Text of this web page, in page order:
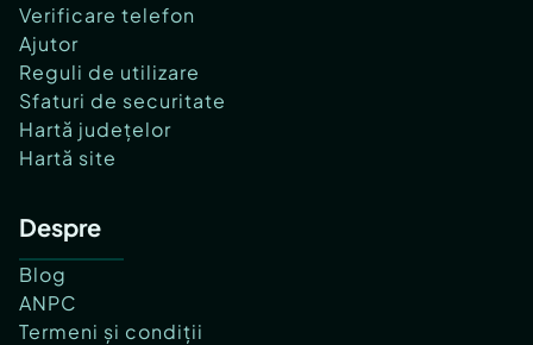
Verificare telefon
Ajutor
Reguli de utilizare
Sfaturi de securitate
Hartă județelor
Hartă site
Despre
Blog
ANPC
Termeni și condiții